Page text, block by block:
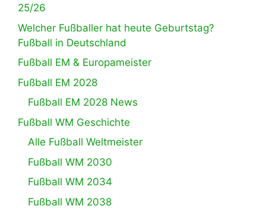
25/26
Welcher Fußballer hat heute Geburtstag?
Fußball in Deutschland
Fußball EM & Europameister
Fußball EM 2028
Fußball EM 2028 News
Fußball WM Geschichte
Alle Fußball Weltmeister
Fußball WM 2030
Fußball WM 2034
Fußball WM 2038